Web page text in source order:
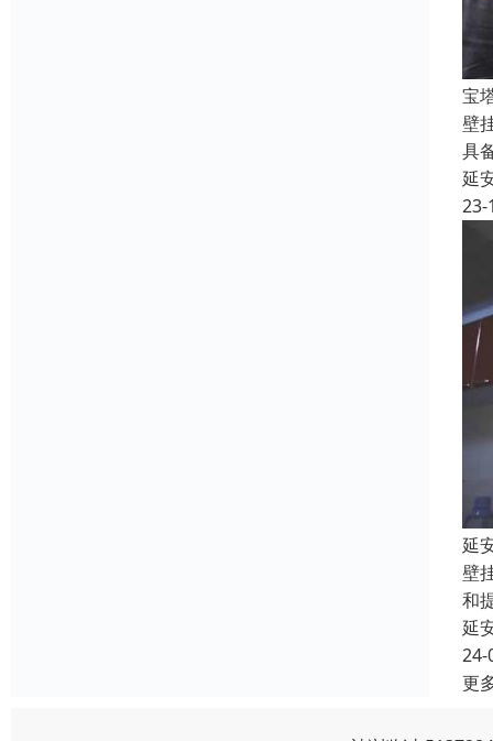
宝
壁
具
延
23-
延
壁
和
延
24-
更